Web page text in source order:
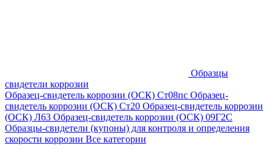
Образцы
свидетели коррозии
Образец-свидетель коррозии (ОСК) Ст08пс Образец-
свидетель коррозии (ОСК) Ст20 Образец-свидетель коррозии
(ОСК) Л63 Образец-свидетель коррозии (ОСК) 09Г2С
Образцы-свидетели (купоны) для контроля и определения
скорости коррозии Все категории